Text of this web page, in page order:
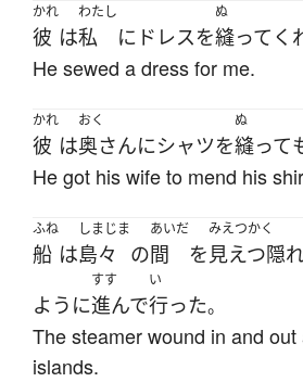
かれ
彼 は
わたし
私 に ドレスを
ぬ
縫って く
He sewed a dress for me.
かれ
彼 は
おく
奥さんにシャツを
ぬ
縫って
He got his wife to mend his
ふね
船 は
しまじま
島々 の
あいだ
間 を
みえつかく
見えつ隠
ように
すす
進んで
い
行った。
The steamer wound in and
islands.